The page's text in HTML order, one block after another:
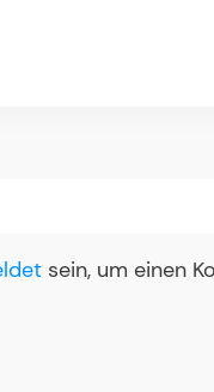
sein, um einen